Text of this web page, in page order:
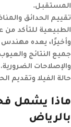
المستقبل.
تقييم الحدائق
الطبيعية للتأكد
وأخيرًا، يعده
جميع النتائج
والإصلاحات
حالة الفيلا وتقديم
ماذا يشمل
بالرياض